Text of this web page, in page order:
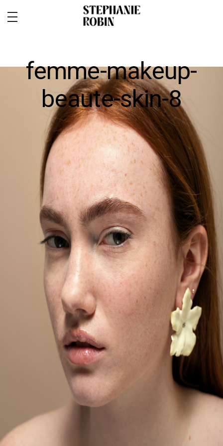
MARIAGE / FAMILLE / GROSSESSE
femme-makeup-
beaute-skin-8